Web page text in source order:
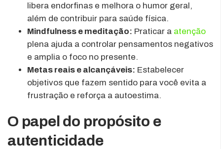
libera endorfinas e melhora o humor geral,
além de contribuir para saúde física.
Mindfulness e meditação: Praticar a atenção
plena ajuda a controlar pensamentos negativos
e amplia o foco no presente.
Metas reais e alcançáveis: Estabelecer
objetivos que fazem sentido para você evita a
frustração e reforça a autoestima.
O papel do propósito e
autenticidade